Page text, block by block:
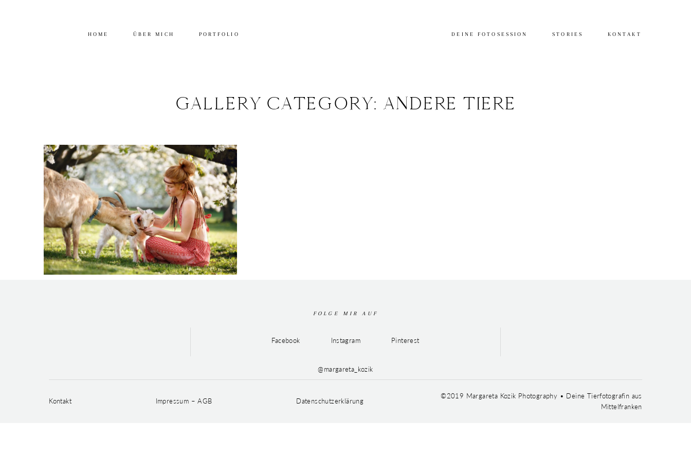
HOME ÜBER MICH PORTFOLIO DEINE FOTOSESSION STORIES KONTAKT
GALLERY CATEGORY: ANDERE TIERE
FOLGE MIR AUF
Facebook Instagram Pinterest
@margareta_kozik
Kontakt Impressum – AGB Datenschutzerklärung
©2019 Margareta Kozik Photography • Deine Tierfotografin aus
Mittelfranken